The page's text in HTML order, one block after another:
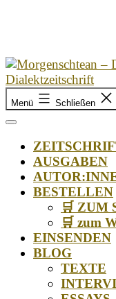
Morgenschtean
–
Die
Österr.
Dialektzeitschrift
Menü Schließen
AUSGABEN
BESTELLEN
🛒 ZUM
🛒 zum
EINSENDEN
BLOG
TEXTE